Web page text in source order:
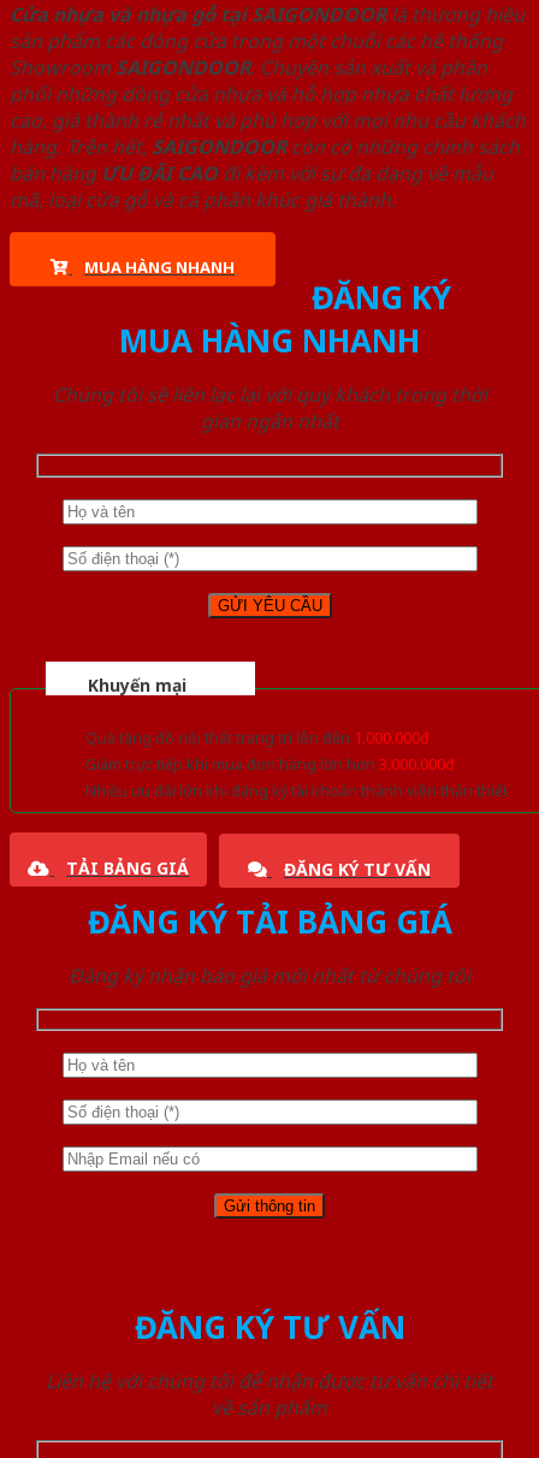
Cửa nhựa và nhựa gỗ tại SAIGONDOORlà thương hiệu
sản phẩm các dòng cửa trong một chuỗi các hệ thống
Showroom SAIGONDOOR. Chuyên sản xuất và phân
phối những dòng cửa nhựa và hỗ hợp nhựa chất lượng
cao, giá thành rẻ nhất và phù hợp với mọi nhu cầu khách
hàng. Trên hết, SAIGONDOORcòn có những chính sách
bán hàng ƯU ĐÃI CAOđi kèm với sự đa dạng về mẫu
mã, loại cửa gỗ và cả phân khúc giá thành.
MUA HÀNG NHANH
ĐĂNG KÝ
MUA HÀNG NHANH
Chúng tôi sẽ liên lạc lại với quý khách trong thời
gian ngắn nhất
Khuyến mại
Quà tặng đồ nội thất trang trí lên đến 1.000.000đ
Giảm trực tiếp khi mua đơn hàng lớn hơn 3.000.000đ
Nhiều ưu đãi lớn khi đăng ký tài khoản thành viên thân thiết
TẢI BẢNG GIÁ ĐĂNG KÝ TƯ VẤN
ĐĂNG KÝ TẢI BẢNG GIÁ
Đăng ký nhận báo giá mới nhất từ chúng tôi
ĐĂNG KÝ TƯ VẤN
Liên hệ với chúng tôi để nhận được tư vấn chi tiết
về sản phẩm